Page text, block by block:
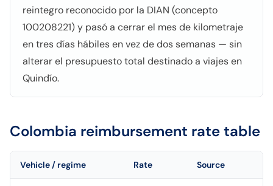
reintegro reconocido por la DIAN (concepto
100208221) y pasó a cerrar el mes de kilometraje
en tres días hábiles en vez de dos semanas — sin
alterar el presupuesto total destinado a viajes en
Quindío.
Colombia reimbursement rate table
Vehicle / regime Rate Source